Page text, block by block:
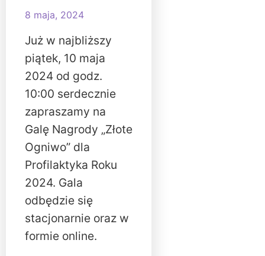
8 maja, 2024
Już w najbliższy
piątek, 10 maja
2024 od godz.
10:00 serdecznie
zapraszamy na
Galę Nagrody „Złote
Ogniwo” dla
Profilaktyka Roku
2024. Gala
odbędzie się
stacjonarnie oraz w
formie online.